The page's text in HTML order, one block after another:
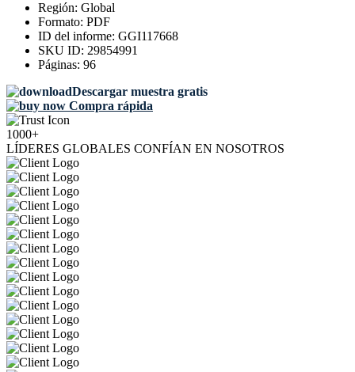
Región: Global
Formato: PDF
ID del informe: GGI117668
SKU ID: 29854991
Páginas: 96
Descargar muestra gratis
Compra rápida
1000+
LÍDERES GLOBALES CONFÍAN EN NOSOTROS